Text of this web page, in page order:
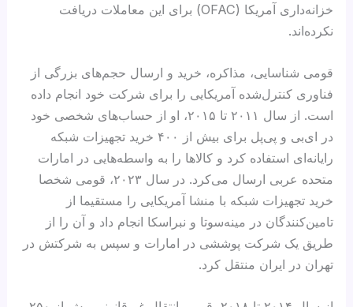
خزانه‌داری آمریکا (OFAC) برای این معاملات دریافت
نکرده‌اند.
قومی شناسایی، مذاکره، خرید و ارسال حجم‌های بزرگی از
فناوری کنترل‌شده آمریکایی را برای شرکت خود انجام داده
است. از سال ۲۰۱۱ تا ۲۰۱۵، او از حساب‌های شخصی خود
در ای‌بی و پی‌پل برای بیش از ۴۰۰ خرید تجهیزات شبکه
رایانه‌ای استفاده کرد و کالاها را به واسطه‌هایی در امارات
متحده عربی ارسال می‌کرد. در سال ۲۰۲۳، قومی شخصا
خرید تجهیزات شبکه با منشا آمریکایی را مستقیما از
تامین‌کنندگان در مینه‌سوتا و نبراسکا انجام داد و آن را از
طریق یک شرکت پوششی در امارات و سپس به شرکتش در
تهران در ایران منتقل کرد.